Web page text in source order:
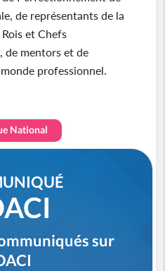
de représentants de la
et Chefs
de mentors et de
professionnel.
National
sur